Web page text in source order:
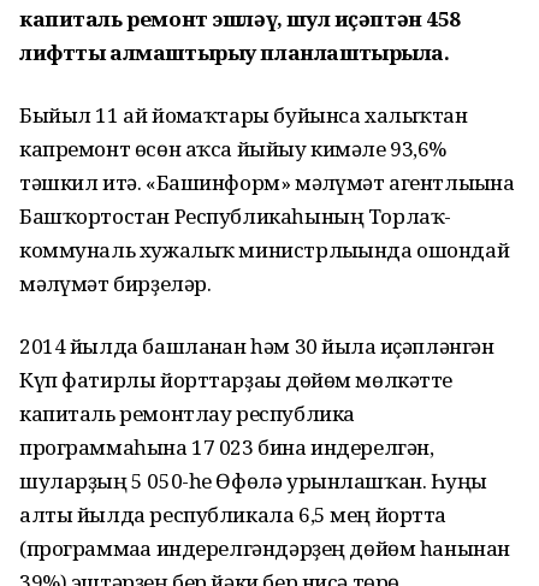
капиталь ремонт эшләү, шул иҫәптән 458
лифтты алмаштырыу планлаштырыла.
Быйыл 11 ай йомғаҡтары буйынса халыҡтан
капремонт өсөн аҡса йыйыу кимәле 93,6%
тәшкил итә. «Башинформ» мәғлүмәт агентлығына
Башҡортостан Республикаһының Торлаҡ-
коммуналь хужалыҡ министрлығында ошондай
мәғлүмәт бирҙеләр.
2014 йылда башланған һәм 30 йылға иҫәпләнгән
Күп фатирлы йорттарҙағы дөйөм мөлкәтте
капиталь ремонтлау республика
программаһына 17 023 бина индерелгән,
шуларҙың 5 050-һе Өфөлә урынлашҡан. Һуңғы
алты йылда республикала 6,5 мең йортта
(программаға индерелгәндәрҙең дөйөм һанынан